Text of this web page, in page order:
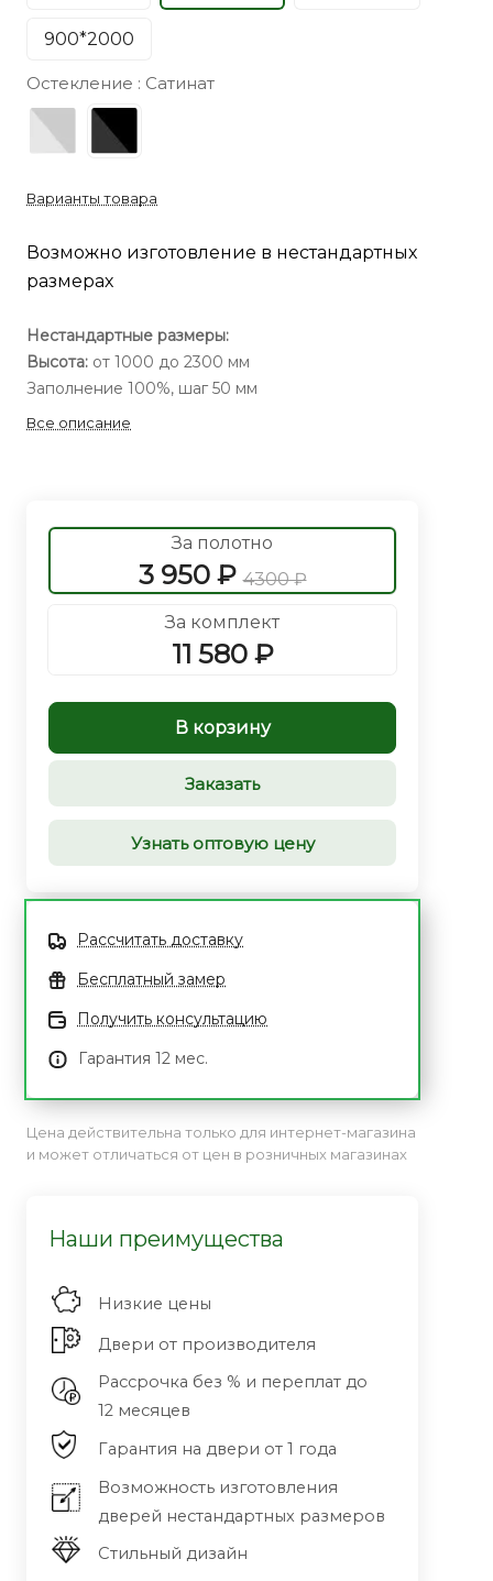
900*2000
Остекление : Сатинат
Варианты товара
Возможно изготовление в нестандартных
размерах
Нестандартные размеры:
Высота: от 1000 до 2300 мм
Заполнение 100%, шаг 50 мм
Все описание
За полотно
3 950 ₽ 4300 ₽
За комплект
11 580 ₽
В корзину
Заказать
Узнать оптовую цену
Рассчитать доставку
Бесплатный замер
Получить консультацию
Гарантия 12 мес.
Цена действительна только для интернет-магазина
и может отличаться от цен в розничных магазинах
Наши преимущества
Низкие цены
Двери от производителя
Рассрочка без % и переплат до
12 месяцев
Гарантия на двери от 1 года
Возможность изготовления
дверей нестандартных размеров
Стильный дизайн